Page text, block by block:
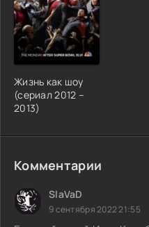
Жизнь как шоу
(сериал 2012 –
2013)
Комментарии
SlaVaD
9 сентября 2022 21:55